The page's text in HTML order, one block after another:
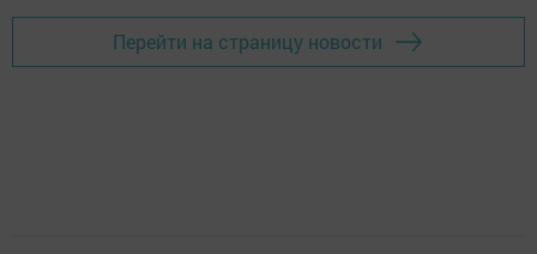
Перейти на страницу новости